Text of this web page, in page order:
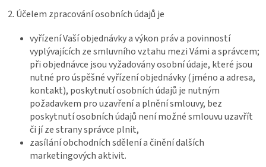
2. Účelem zpracování osobních údajů je
vyřízení Vaší objednávky a výkon práv a povinností
vyplývajících ze smluvního vztahu mezi Vámi a správcem;
při objednávce jsou vyžadovány osobní údaje, které jsou
nutné pro úspěšné vyřízení objednávky (jméno a adresa,
kontakt), poskytnutí osobních údajů je nutným
požadavkem pro uzavření a plnění smlouvy, bez
poskytnutí osobních údajů není možné smlouvu uzavřít
či jí ze strany správce plnit,
zasílání obchodních sdělení a činění dalších
marketingových aktivit.